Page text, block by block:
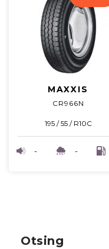
MAXXIS
CR966N
195 / 55 / R10C
- -
Otsing